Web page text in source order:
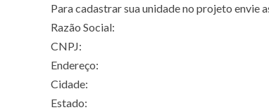
Para cadastrar sua unidade no projeto envie
Razão Social:
CNPJ:
Endereço:
Cidade:
Estado: